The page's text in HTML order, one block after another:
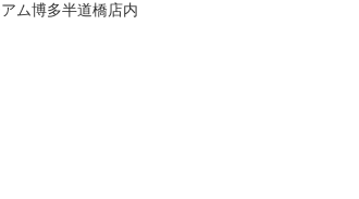
ム博多半道橋店内